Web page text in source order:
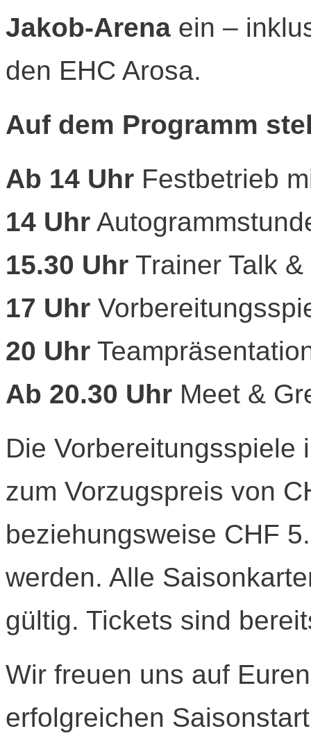
Jakob-Arena ein –
den EHC Arosa.
Auf dem Programm
Ab 14 Uhr Festbetrieb
14 Uhr
15.30 Uhr Trainer Talk
17 Uhr
20 Uhr
Ab 20.30 Uhr Meet &
Die Vorbereitungsspiele
zum Vorzugspreis von
beziehungsweise CHF
werden. Alle
gültig. Tickets sind
Wir freuen uns auf
erfolgreichen